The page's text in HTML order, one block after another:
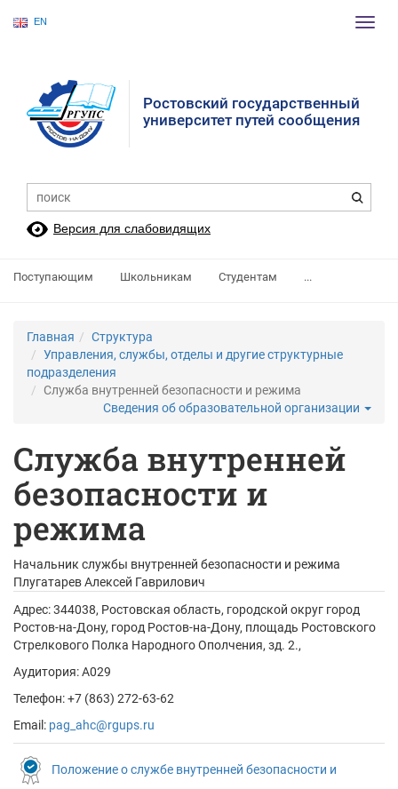
EN
Ростовский государственный
университет путей сообщения
Версия для слабовидящих
Поступающим Школьникам Студентам ...
Главная
Структура
Управления, службы, отделы и другие структурные
подразделения
Служба внутренней безопасности и режима
Сведения об образовательной организации
Служба внутренней
безопасности и
режима
Начальник службы внутренней безопасности и режима
Плугатарев Алексей Гаврилович
Адрес:344038, Ростовская область, городской округ город
Ростов-на-Дону, город Ростов-на-Дону, площадь Ростовского
Стрелкового Полка Народного Ополчения, зд. 2.,
Аудитория: А029
Телефон: +7 (863) 272-63-62
Email: pag_ahc@rgups.ru
Положение о службе внутренней безопасности и